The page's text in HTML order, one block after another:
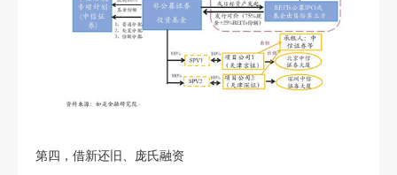
第四，借新还旧、庞氏融资